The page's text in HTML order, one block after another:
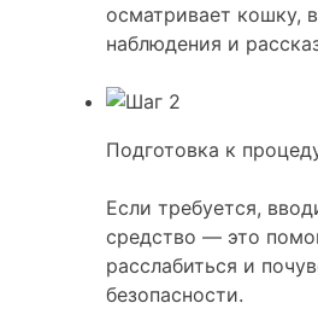
осматривает кошку,
наблюдения и
Подготовка к
Если требуется,
средство — это
расслабиться и
безопасности.